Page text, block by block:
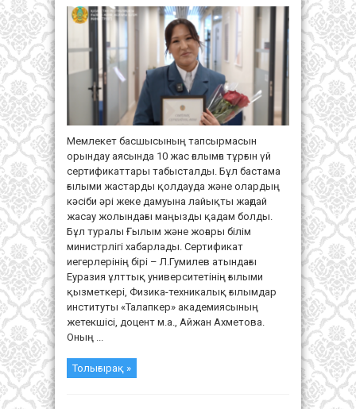
жас
ғалым
тұрғын
үй
сертификатына
ие
болды
Мемлекет басшысының тапсырмасын
орындау аясында 10 жас ғалымға тұрғын үй
сертификаттары табысталды. Бұл бастама
ғылыми жастарды қолдауда және олардың
кәсіби әрі жеке дамуына лайықты жағдай
жасау жолындағы маңызды қадам болды.
Бұл туралы Ғылым және жоғары білім
министрлігі хабарлады. Сертификат
иегерлерінің бірі – Л.Гумилев атындағы
Еуразия ұлттық университетінің ғылыми
қызметкері, Физика-техникалық ғылымдар
институты «Талапкер» академиясының
жетекшісі, доцент м.а., Айжан Ахметова.
Оның ...
Толығырақ »